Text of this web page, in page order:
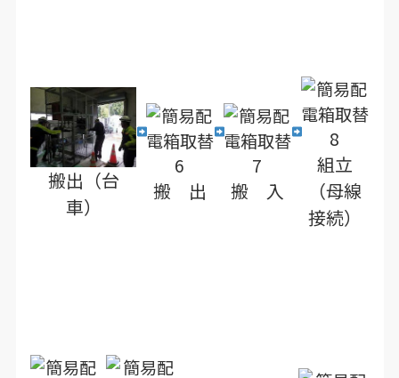
搬出（台
車）
搬 出 搬 入
組立
（母線
接続）